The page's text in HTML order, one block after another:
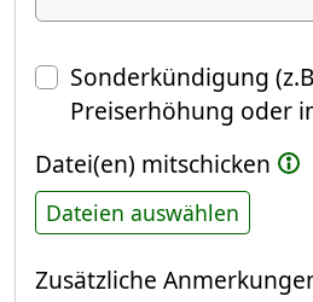
Sonderkündigung
Preiserhöhung oder
Datei(en) mitschicken
Dateien auswählen
Zusätzliche